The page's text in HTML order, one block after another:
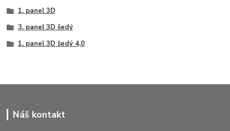
1. panel 3D
3. panel 3D šedý
1. panel 3D šedý 4,0
Náš kontakt